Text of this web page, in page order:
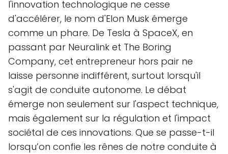
l'innovation technologique ne cesse
d'accélérer, le nom d'Elon Musk émerge
comme un phare. De Tesla à SpaceX, en
passant par Neuralink et The Boring
Company, cet entrepreneur hors pair ne
laisse personne indifférent, surtout lorsqu'il
s'agit de conduite autonome. Le débat
émerge non seulement sur l'aspect technique,
mais également sur la régulation et l'impact
sociétal de ces innovations. Que se passe-t-il
lorsqu’on confie les rênes de notre conduite à